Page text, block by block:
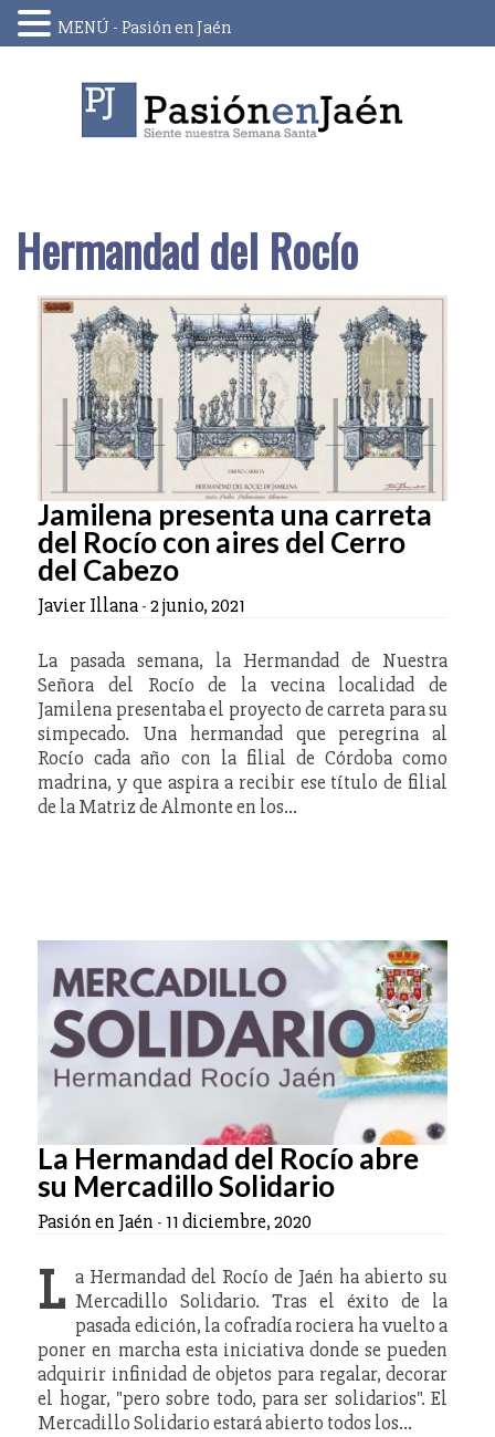
Hermandad del Rocío
Jamilena presenta una carreta
del Rocío con aires del Cerro
del Cabezo
Javier Illana-2 junio, 2021
La pasada semana, la Hermandad de Nuestra
Señora del Rocío de la vecina localidad de
Jamilena presentaba el proyecto de carreta para su
simpecado. Una hermandad que peregrina al
Rocío cada año con la filial de Córdoba como
madrina, y que aspira a recibir ese título de filial
de la Matriz de Almonte en los…
La Hermandad del Rocío abre
su Mercadillo Solidario
Pasión en Jaén - 11 diciembre, 2020
L a Hermandad del Rocío de Jaén ha abierto su
Mercadillo Solidario. Tras el éxito de la
pasada edición, la cofradía rociera ha vuelto a
poner en marcha esta iniciativa donde se pueden
adquirir infinidad de objetos para regalar, decorar
el hogar, "pero sobre todo, para ser solidarios". El
Mercadillo Solidario estará abierto todos los…
MENÚ - Pasión en Jaén